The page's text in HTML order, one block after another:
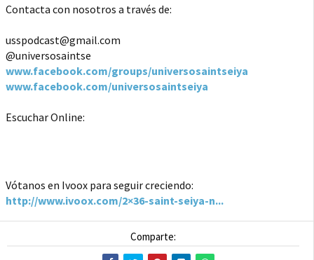
Contacta con nosotros a través de:
usspodcast@gmail.com
@universosaintse
www.facebook.com/groups/universosaintseiya
www.facebook.com/universosaintseiya
Escuchar Online:
Vótanos en Ivoox para seguir creciendo:
http://www.ivoox.com/2×36-saint-seiya-n...
Comparte: